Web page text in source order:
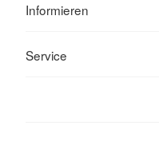
Informieren
Service